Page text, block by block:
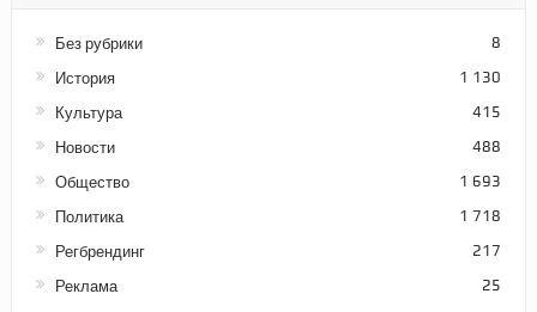
Без рубрики 8
История 1 130
Культура 415
Новости 488
Общество 1 693
Политика 1 718
Регбрендинг 217
Реклама 25